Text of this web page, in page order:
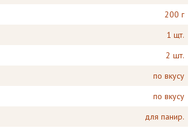
200 г
1 щт.
2 шт.
по вкусу
по вкусу
для панир.